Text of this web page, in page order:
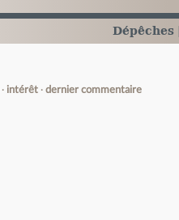
Dépêches
intérêt dernier commentaire